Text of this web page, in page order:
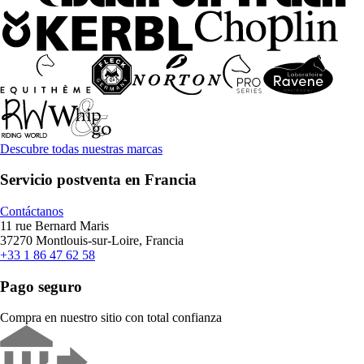
Descubre todas nuestras marcas
Servicio postventa en Francia
Contáctanos
11 rue Bernard Maris
37270 Montlouis-sur-Loire, Francia
+33 1 86 47 62 58
Pago seguro
Compra en nuestro sitio con total confianza